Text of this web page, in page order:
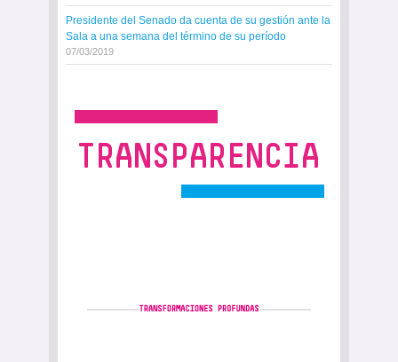
Presidente del Senado da cuenta de su gestión ante la
Sala a una semana del término de su período
07/03/2019